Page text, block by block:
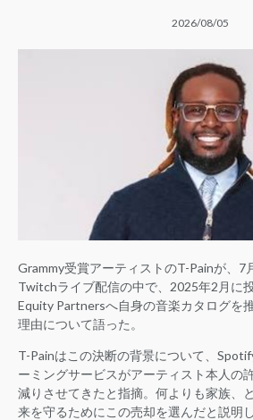
2026/08/05
Grammy受賞アーティストのT-Painが、7
Twitchライブ配信の中で、2025年2月に
Equity Partnersへ自身の音楽カタログを
理由について語った。
T-Painはこの決断の背景について、
ーミングサービスがアーティスト本人の
減りさせてきたと指摘。何よりも家族、
来を守るためにこの売却を選んだと説明し